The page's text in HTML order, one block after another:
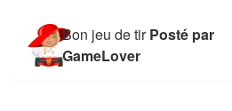
Bon jeu de tir Posté par
GameLover